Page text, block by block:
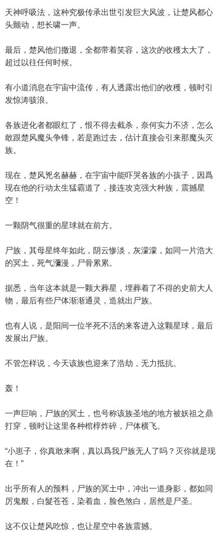
天神呼吸法，这种究极传承出世引发巨大风波，让楚风都心
头颤动，想长啸一声。
最后，楚风他们撤退，全都带着笑容，这次的收穫太大了，
超过以往任何时候。
有小道消息在宇宙中流传，有人透露出他们的收穫，顿时引
发惊涛骇浪。
各族进化者都眼红了，恨不得去截杀，奈何实力不济，怎么
敢跟楚风魔头争锋，若是跑过去，估计直接会引来那魔头灭
族。
现在，楚风兇名赫赫，在宇宙中能吓哭各族的小孩子，因爲
现在他的行动太生猛霸道了，接连攻克强大种族，震撼星
空！
一颗阴气很重的星球就在前方。
尸族，其母星终年如此，阴云惨淡，灰濛濛，如同一片浩大
的冥土，死气瀰漫，尸骨累累。
据悉，当年这本就是一颗大葬星，埋葬着了不得的史前大人
物，最后有些尸体渐渐通灵，造就出尸族。
也有人说，是阳间一位半死不活的来客进入这颗星球，最后
发展出尸族。
不管怎样说，今天该族也迎来了浩劫，无力抵抗。
轰！
一声巨响，尸族的冥土，也号称该族圣地的地方被妖祖之鼎
打穿，顿时让这里各种棺椁炸碎，尸体横飞。
“小崽子，你真敢来啊，真以爲我尸族无人了吗？灭你就是现
在！”
出乎所有人的预料，尸族的冥土中，冲出一道身影，都如同
厉鬼般，白髮苍苍，染着血，脸色煞白，居然是尸圣。
这不仅让楚风吃惊，也让星空中各族震撼。